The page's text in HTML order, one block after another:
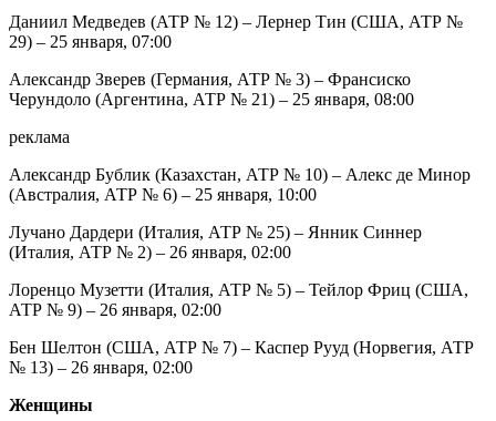
Даниил Медведев (АТР № 12) – Лернер Тин (США, АТР №
29) – 25 января, 07:00
Александр Зверев (Германия, АТР № 3) – Франсиско
Черундоло (Аргентина, АТР № 21) – 25 января, 08:00
реклама
Александр Бублик (Казахстан, АТР № 10) – Алекс де Минор
(Австралия, АТР № 6) – 25 января, 10:00
Лучано Дардери (Италия, АТР № 25) – Янник Синнер
(Италия, АТР № 2) – 26 января, 02:00
Лоренцо Музетти (Италия, АТР № 5) – Тейлор Фриц (США,
АТР № 9) – 26 января, 02:00
Бен Шелтон (США, АТР № 7) – Каспер Рууд (Норвегия, АТР
№ 13) – 26 января, 02:00
Женщины